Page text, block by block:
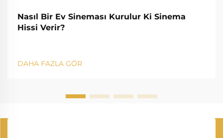
Nasıl Bir Ev Sineması Kurulur Ki Sinema
Hissi Verir?
DAHA FAZLA GÖR